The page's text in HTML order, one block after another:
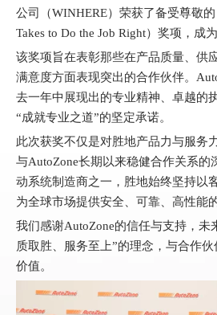
公司（WINHERE）荣获了备受尊敬
Takes to Do the Job Right）奖项，成
该奖项旨在表彰那些在产品质量、供
满意度方面表现突出的合作伙伴。
去一年中展现出的专业精神、卓越的
“成就专业之道”的坚定承诺。
此次获奖不仅是对胜地产品力与服务
与AutoZone长期以来稳健合作关系的
动系统制造商之一，胜地始终坚持以
为全球市场提供安全、可靠、高性能
我们感谢AutoZone的信任与支持，未
质取胜、服务至上”的理念，与合作
价值。